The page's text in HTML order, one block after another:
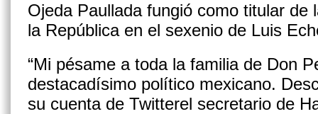
Ojeda Paullada fungió como titular de
la República en el sexenio de Luis
“Mi pésame a toda la familia de Don
destacadísimo político mexicano.
su cuenta de Twitterel secretario de